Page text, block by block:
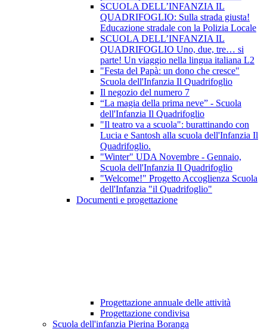
SCUOLA DELL’INFANZIA IL
QUADRIFOGLIO: Sulla strada giusta!
Educazione stradale con la Polizia Locale
SCUOLA DELL’INFANZIA IL
QUADRIFOGLIO Uno, due, tre… si
parte! Un viaggio nella lingua italiana L2
"Festa del Papà: un dono che cresce"
Scuola dell'Infanzia Il Quadrifoglio
Il negozio del numero 7
“La magia della prima neve” - Scuola
dell'Infanzia Il Quadrifoglio
"Il teatro va a scuola": burattinando con
Lucia e Santosh alla scuola dell'Infanzia Il
Quadrifoglio.
"Winter" UDA Novembre - Gennaio,
Scuola dell'Infanzia Il Quadrifoglio
"Welcome!" Progetto Accoglienza Scuola
dell'Infanzia "il Quadrifoglio"
Documenti e progettazione
Progettazione annuale delle attività
Progettazione condivisa
Scuola dell'infanzia Pierina Boranga